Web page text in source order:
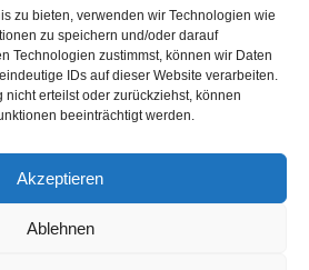
zu bieten, verwenden wir Technologien wie
zu speichern und/oder darauf
Technologien zustimmst, können wir Daten
IDs auf dieser Website verarbeiten.
erteilst oder zurückziehst, können
beeinträchtigt werden.
Akzeptieren
Ablehnen
3003
2067
567